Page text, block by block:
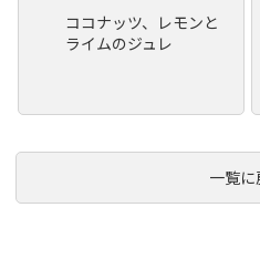
ココナッツ、レモンと
ライムのジュレ
一覧に